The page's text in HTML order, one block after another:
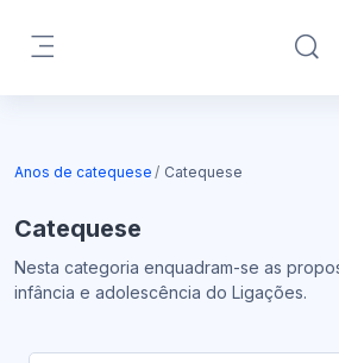
Anos de catequese Catequese
Catequese
Nesta categoria enquadram-se as
infância e adolescência do Ligações.